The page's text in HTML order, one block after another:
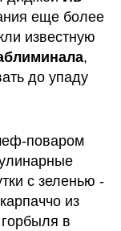
еще более
известную
,
до упаду
Меню свадьбы, разработанное шеф-поваром
с зеленью -
из
в